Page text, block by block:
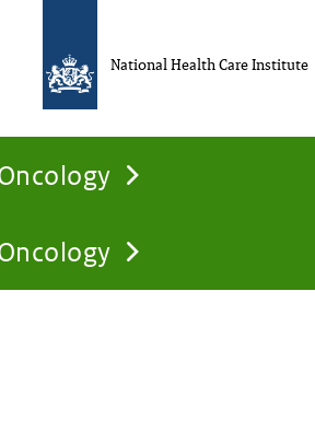
National Health Care Institute